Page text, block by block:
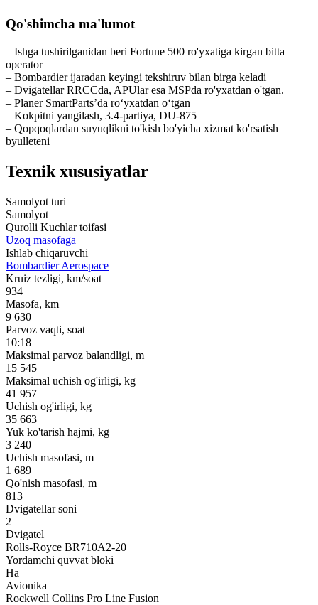
Qo'shimcha ma'lumot
– Ishga tushirilganidan beri Fortune 500 ro'yxatiga kirgan bitta
operator
– Bombardier ijaradan keyingi tekshiruv bilan birga keladi
– Dvigatellar RRCCda, APUlar esa MSPda ro'yxatdan o'tgan.
– Planer SmartParts’da ro‘yxatdan o‘tgan
– Kokpitni yangilash, 3.4-partiya, DU-875
– Qopqoqlardan suyuqlikni to'kish bo'yicha xizmat ko'rsatish
byulleteni
Texnik xususiyatlar
Samolyot turi
Samolyot
Qurolli Kuchlar toifasi
Uzoq masofaga
Ishlab chiqaruvchi
Bombardier Aerospace
Kruiz tezligi, km/soat
934
Masofa, km
9 630
Parvoz vaqti, soat
10:18
Maksimal parvoz balandligi, m
15 545
Maksimal uchish og'irligi, kg
41 957
Uchish og'irligi, kg
35 663
Yuk ko'tarish hajmi, kg
3 240
Uchish masofasi, m
1 689
Qo'nish masofasi, m
813
Dvigatellar soni
2
Dvigatel
Rolls-Royce BR710A2-20
Yordamchi quvvat bloki
Ha
Avionika
Rockwell Collins Pro Line Fusion